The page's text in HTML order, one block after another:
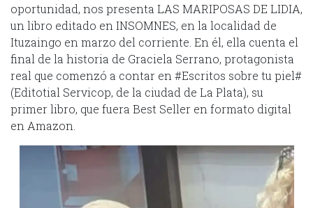
oportunidad, nos presenta LAS MARIPOSAS DE LIDIA,
un libro editado en INSOMNES, en la localidad de
Ituzaingo en marzo del corriente. En él, ella cuenta el
final de la historia de Graciela Serrano, protagonista
real que comenzó a contar en #Escritos sobre tu piel#
(Editotial Servicop, de la ciudad de La Plata), su
primer libro, que fuera Best Seller en formato digital
en Amazon.